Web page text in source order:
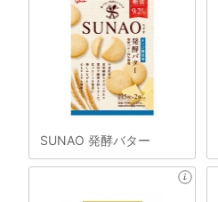
SUNAO 発酵バター